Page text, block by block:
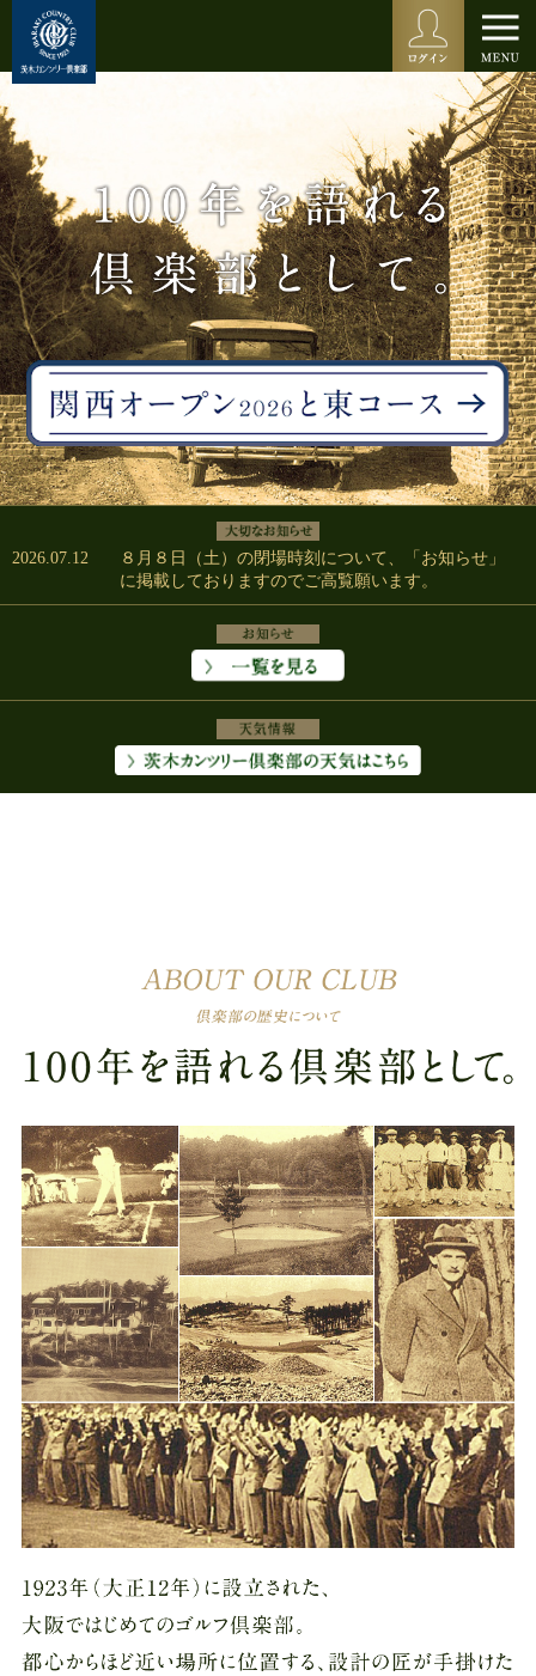
2026.07.12
８月８日（土）の閉場時刻について、「お知らせ」
に掲載しておりますのでご高覧願います。